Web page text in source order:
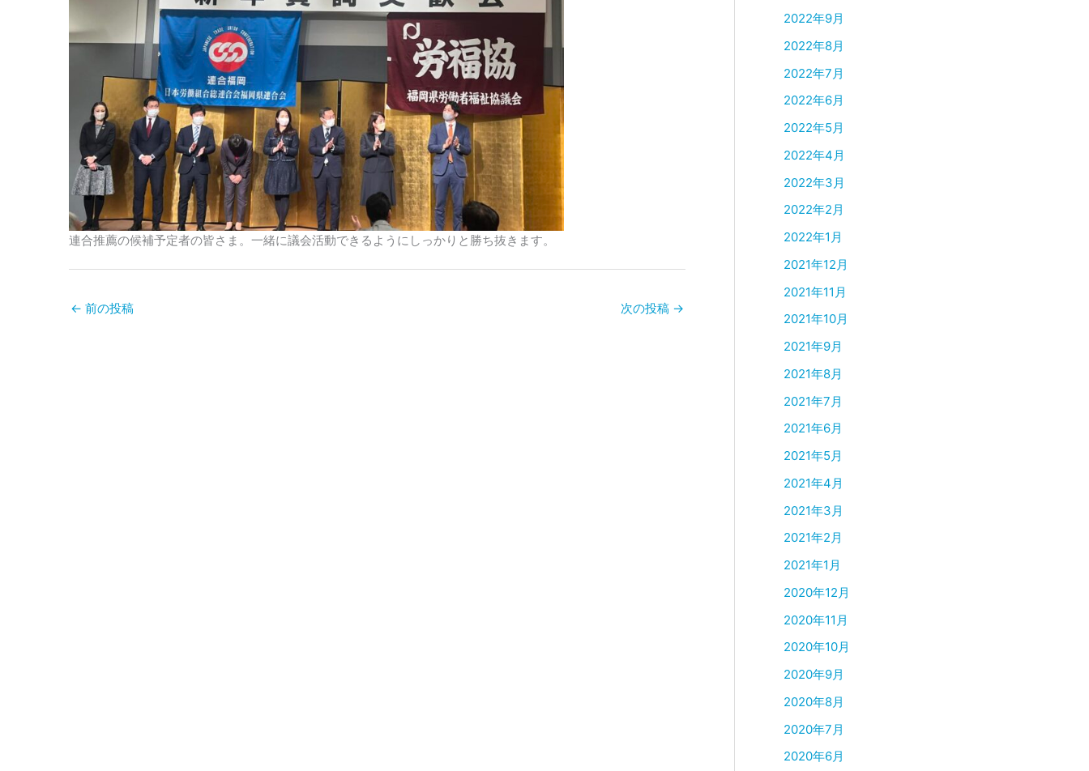
連合推薦の候補予定者の皆さま。一緒に議会活動できるようにしっかりと勝ち抜きます。
← 前の投稿 次の投稿 →
2022年9月
2022年8月
2022年7月
2022年6月
2022年5月
2022年4月
2022年3月
2022年2月
2022年1月
2021年12月
2021年11月
2021年10月
2021年9月
2021年8月
2021年7月
2021年6月
2021年5月
2021年4月
2021年3月
2021年2月
2021年1月
2020年12月
2020年11月
2020年10月
2020年9月
2020年8月
2020年7月
2020年6月